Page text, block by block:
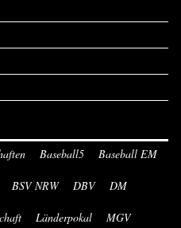
Baseball5 Baseball EM
BSV NRW DBV DM
Länderpokal MGV